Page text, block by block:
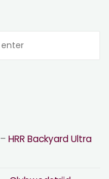
–HRR Backyard Ultra